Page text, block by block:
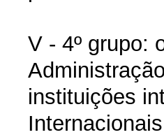
V - 4º grupo:
instituições